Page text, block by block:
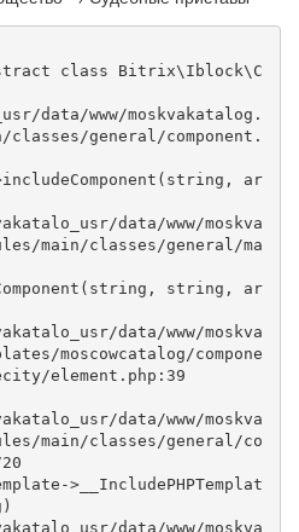
class Bitrix\Iblock\C
data/www/moskvakatalog.
general/component.
ar
main/classes/general/ma
string, ar
moscowcatalog/compone
element.php:39
main/classes/general/co
>__IncludePHPTemplat